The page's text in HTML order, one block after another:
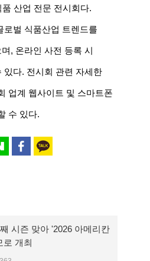
산업 전문 전시회다.
로벌 식품산업 트렌드를
, 온라인 사전 등록 시
있다. 전시회 관련 자세한
업계 웹사이트 및 스마트폰
수 있다.
시즌 맞아 '2026 아메리칸
로 개최